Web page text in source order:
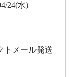
24(水)
トメール発送